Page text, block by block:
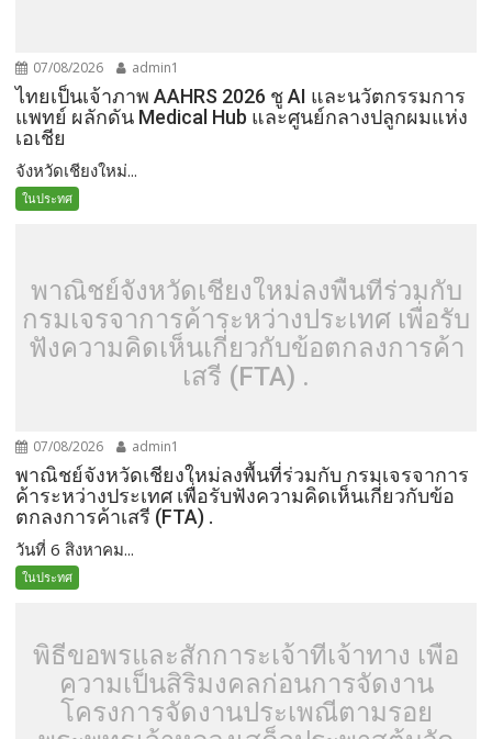
07/08/2026 admin1
ไทยเป็นเจ้าภาพ AAHRS 2026 ชู AI และนวัตกรรมการ
แพทย์ ผลักดัน Medical Hub และศูนย์กลางปลูกผมแห่ง
เอเชีย
จังหวัดเชียงใหม่...
ในประทศ
พาณิชย์จังหวัดเชียงใหม่ลงพื้นที่ร่วมกับ
กรมเจรจาการค้าระหว่างประเทศ เพื่อรับ
ฟังความคิดเห็นเกี่ยวกับข้อตกลงการค้า
เสรี (FTA) .
07/08/2026 admin1
พาณิชย์จังหวัดเชียงใหม่ลงพื้นที่ร่วมกับ กรมเจรจาการ
ค้าระหว่างประเทศ เพื่อรับฟังความคิดเห็นเกี่ยวกับข้อ
ตกลงการค้าเสรี (FTA) .
วันที่ 6 สิงหาคม...
ในประทศ
พิธีขอพรและสักการะเจ้าที่เจ้าทาง เพื่อ
ความเป็นสิริมงคลก่อนการจัดงาน
โครงการจัดงานประเพณีตามรอย